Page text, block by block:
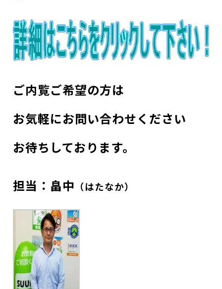
ご内覧ご希望の方は
お気軽にお問い合わせください
お待ちしております。
担当：畠中 （はたなか）